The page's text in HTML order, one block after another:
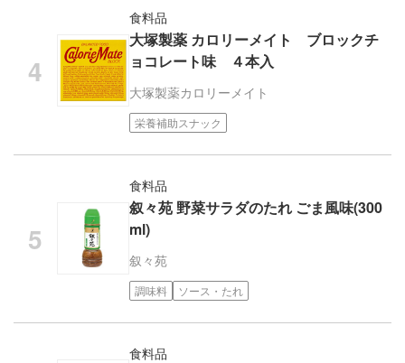
食料品
大塚製薬 カロリーメイト ブロックチ
ョコレート味 ４本入
大塚製薬カロリーメイト
栄養補助スナック
食料品
叙々苑 野菜サラダのたれ ごま風味(300
ml)
叙々苑
調味料 ソース・たれ
食料品